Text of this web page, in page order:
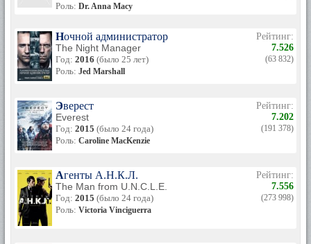
Роль: Dr. Anna Macy
Ночной администратор
The Night Manager
Год: 2016 (было 25 лет)
Роль: Jed Marshall
Рейтинг:
7.526
(63 832)
Эверест
Everest
Год: 2015 (было 24 года)
Роль: Caroline MacKenzie
Рейтинг:
7.202
(191 378)
Агенты А.Н.К.Л.
The Man from U.N.C.L.E.
Год: 2015 (было 24 года)
Роль: Victoria Vinciguerra
Рейтинг:
7.556
(273 998)